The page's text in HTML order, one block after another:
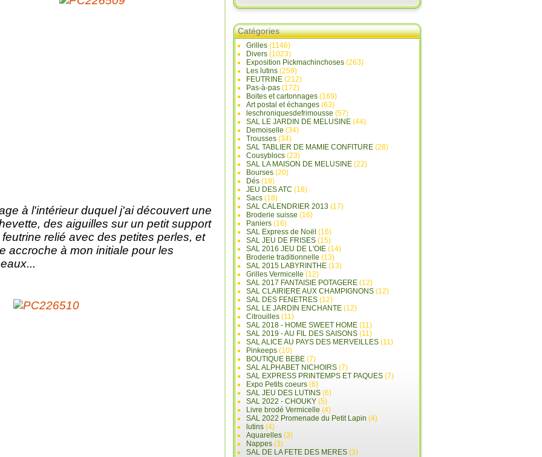
à l'intérieur duquel j'ai découvert une
des aiguilles sur un petit support
relié avec des petites perles, et
accroche à mon initiale pour les
Catégories
Grilles (1146)
Divers (1023)
Exposition Pickmachinchoses (263)
Les lutins (259)
FEUTRINE (212)
Pas-à-pas (172)
Boites et cartonnages (169)
Art postal et échanges (63)
leschroniquesdefrimousse (57)
SAL LE JARDIN DE MELUSINE (44)
Demoiselle (34)
Trousses (34)
SAL TABLIER DE MAMIE CONFITURE (28)
Cousyblocs (23)
SAL LA MAISON DE MELUSINE (22)
Bourses (20)
Dés (18)
JEU DES ATC (18)
Sacs (18)
SAL CALENDRIER 2013 (17)
Broderie suisse (16)
Paniers (16)
SAL Express de Noël (16)
SAL JEU DE FRISES (15)
SAL 2016 JEU DE L'OIE (14)
Broderie traditionnelle (13)
SAL 2015 LABYRINTHE (13)
Grilles Vermicelle (12)
SAL 2017 FANTAISIE POTAGERE (12)
SAL CLAIRIERE AUX CHAMPIGNONS (12)
SAL DES FENETRES (12)
SAL LE JARDIN ENCHANTE (12)
Citrouilles (11)
SAL 2018 - HOME SWEET HOME (11)
SAL 2019 - AU FIL DES SAISONS (11)
SAL ALICE AU PAYS DES MERVEILLES (11)
Pinkeeps (10)
BOUTIQUE BEBE (7)
SAL ALPHABET NICHOIRS (7)
SAL EXPRESS PRINTEMPS ET PAQUES (7)
Expo Petits coeurs (6)
SAL JEU DES LUTINS (6)
SAL 2022 - CHOUKY (5)
Livre brodé Vermicelle (4)
SAL 2022 Promenade du Petit Lapin (4)
lutins (4)
Aquarelles (3)
Nappes (3)
SAL DE LA FETE DES MERES (3)